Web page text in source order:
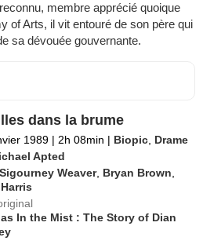
membre apprécié quoique
of Arts, il vit entouré de son père qui
sa dévouée gouvernante.
dans la brume
1989 | 2h 08min | Biopic, Drame
Apted
Sigourney Weaver, Bryan Brown,
In the Mist : The Story of Dian